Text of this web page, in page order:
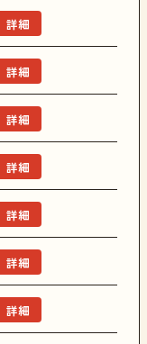
詳細
詳細
詳細
詳細
詳細
詳細
詳細